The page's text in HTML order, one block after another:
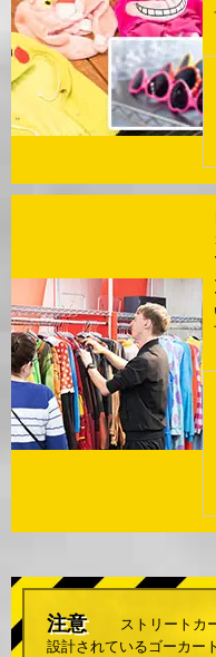
注意
ストリートカ
設計されているゴーカー